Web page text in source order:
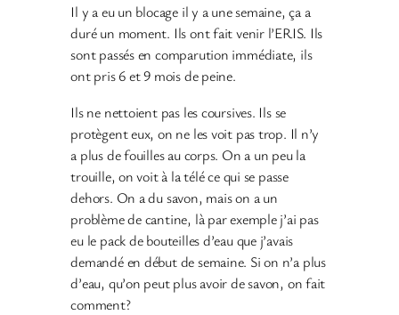
Il y a eu un blocage il y a une semaine, ça a
duré un moment. Ils ont fait venir l’ERIS. Ils
sont passés en comparution immédiate, ils
ont pris 6 et 9 mois de peine.
Ils ne nettoient pas les coursives. Ils se
protègent eux, on ne les voit pas trop. Il n’y
a plus de fouilles au corps. On a un peu la
trouille, on voit à la télé ce qui se passe
dehors. On a du savon, mais on a un
problème de cantine, là par exemple j’ai pas
eu le pack de bouteilles d’eau que j’avais
demandé en début de semaine. Si on n’a plus
d’eau, qu’on peut plus avoir de savon, on fait
comment?